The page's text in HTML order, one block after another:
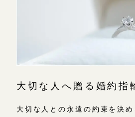
大切な人へ贈る婚約指
大切な人との永遠の約束を決